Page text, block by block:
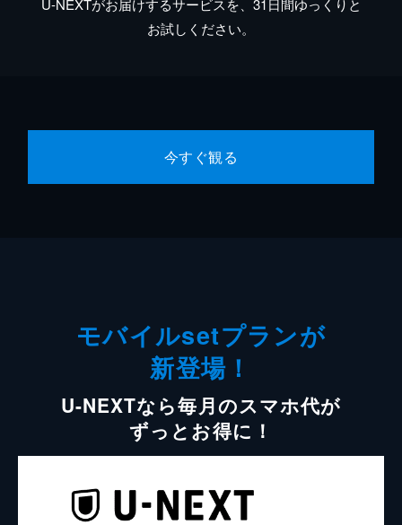
U-NEXTがお届けするサービスを、31日間ゆっくりと
お試しください。
今すぐ観る
モバイルsetプランが
新登場！
U-NEXTなら毎月のスマホ代が
ずっとお得に！